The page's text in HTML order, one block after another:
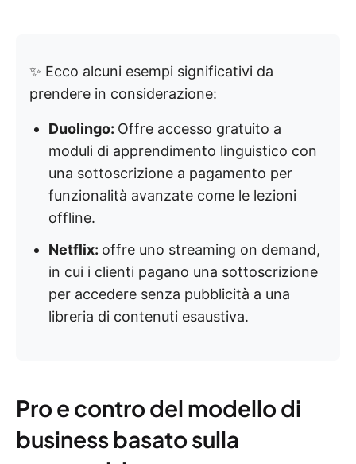
✨ Ecco alcuni esempi significativi da
prendere in considerazione:
Duolingo: Offre accesso gratuito a
moduli di apprendimento linguistico con
una sottoscrizione a pagamento per
funzionalità avanzate come le lezioni
offline.
Netflix: offre uno streaming on demand,
in cui i clienti pagano una sottoscrizione
per accedere senza pubblicità a una
libreria di contenuti esaustiva.
Pro e contro del modello di
business basato sulla